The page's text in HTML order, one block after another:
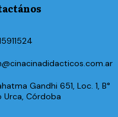
Gandhi 651, Loc. 1, B°
Urca, Córdoba